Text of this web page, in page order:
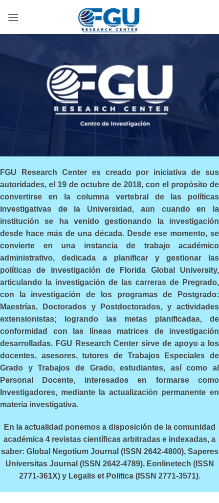
FGU Research Center es creado por iniciativa de sus
autoridades, el 19 de octubre de 2018, con el propósito de
convertirse en la columna vertebral de las políticas
investigativas de la Universidad, aun cuando en la
institución se ha venido gestionando la investigación
desde hace más de una década. Desde ese momento, se
convierte en una instancia de trabajo académico
administrativo, dedicada a planificar y gestionar las
políticas de investigación de Florida Global University,
articulando la investigación de las carreras de Pregrado,
con la investigación de los programas de Postgrado:
Maestrías, Doctorados y Postdoctorados, y actividades
extensionistas; logrando las metas planificadas, de
conformidad con las líneas matrices de investigación
desarrolladas. FGU Research Center sirve de apoyo a los
docentes, asesores, tutores de Trabajos Especiales de
Grado y Trabajos de Grado, estudiantes, así como al
Personal Docente, interesados en formarse como
Investigadores, mediante la actualización permanente en
materia investigativa.
En la actualidad ponemos a disposición de la comunidad
académica 4 revistas científicas arbitradas e indexadas, a
saber: Global Negotium Journal (ISSN 2642-4800), Saperes
Universitas Journal (ISSN 2642-4789), Eonlinetech (ISSN
2771-361X) y Legalis et Politica (ISSN 2771-3571).